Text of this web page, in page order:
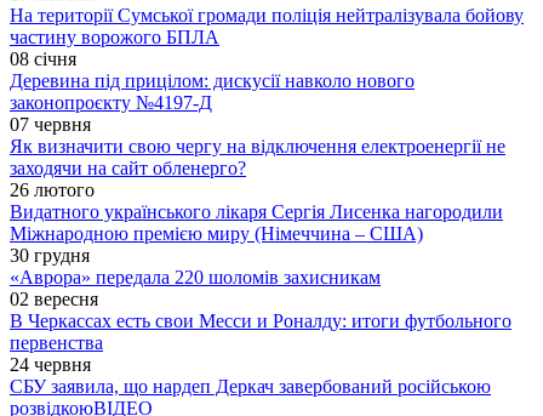
На території Сумської громади поліція нейтралізувала бойову
частину ворожого БПЛА
08 січня
Деревина під прицілом: дискусії навколо нового
законопроєкту №4197-Д
07 червня
Як визначити свою чергу на відключення електроенергії не
заходячи на сайт обленерго?
26 лютого
Видатного українського лікаря Сергія Лисенка нагородили
Міжнародною премією миру (Німеччина – США)
30 грудня
«Аврора» передала 220 шоломів захисникам
02 вересня
В Черкассах есть свои Месси и Роналду: итоги футбольного
первенства
24 червня
СБУ заявила, що нардеп Деркач завербований російською
розвідкоюВІДЕО